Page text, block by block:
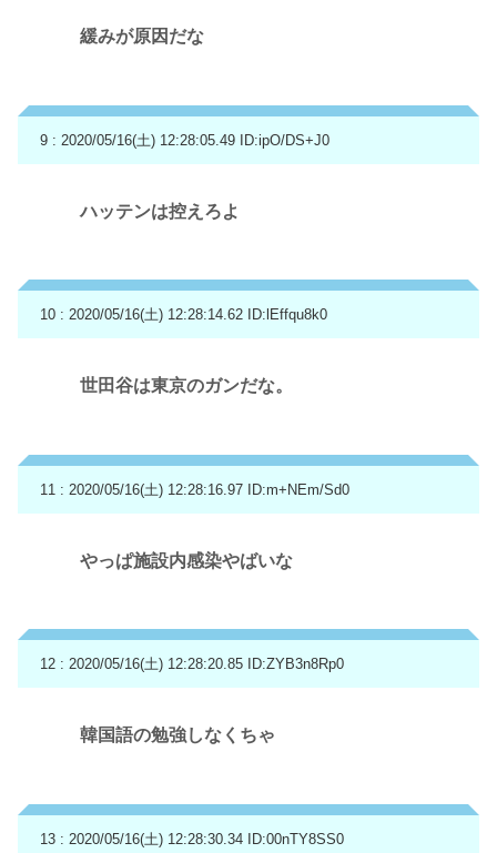
緩みが原因だな
9 : 2020/05/16(土) 12:28:05.49 ID:ipO/DS+J0
ハッテンは控えろよ
10 : 2020/05/16(土) 12:28:14.62 ID:lEffqu8k0
世田谷は東京のガンだな。
11 : 2020/05/16(土) 12:28:16.97 ID:m+NEm/Sd0
やっぱ施設内感染やばいな
12 : 2020/05/16(土) 12:28:20.85 ID:ZYB3n8Rp0
韓国語の勉強しなくちゃ
13 : 2020/05/16(土) 12:28:30.34 ID:00nTY8SS0